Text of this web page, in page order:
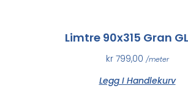
Limtre 90x315 Gran
kr799,00 /meter
Legg I Handlekurv